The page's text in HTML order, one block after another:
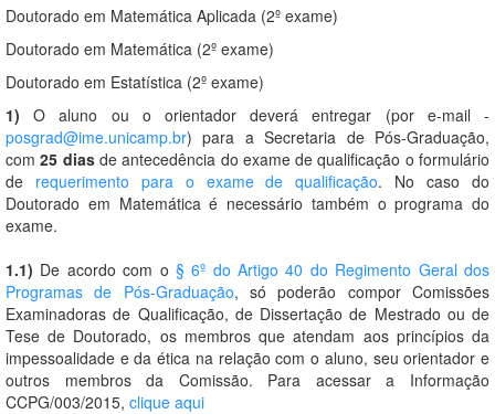
Doutorado em Matemática Aplicada (2º exame)
Doutorado em Matemática (2º exame)
Doutorado em Estatística (2º exame)
1) O aluno ou o orientador deverá entregar (por e-mail -
posgrad@ime.unicamp.br) para a Secretaria de Pós-Graduação,
com25 diasde antecedência do exame de qualificação o formulário
de requerimento para o exame de qualificação. No caso do
Doutorado em Matemática é necessário também o programa do
exame.
1.1) De acordo com o § 6º do Artigo 40 do Regimento Geral dos
Programas de Pós-Graduação, só poderão compor Comissões
Examinadoras de Qualificação, de Dissertação de Mestrado ou de
Tese de Doutorado, os membros que atendam aos princípios da
impessoalidade e da ética na relação com o aluno, seu orientador e
outros membros da Comissão. Para acessar a Informação
CCPG/003/2015, clique aqui